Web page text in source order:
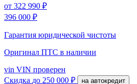
от 322 990 ₽
396 000 ₽
Гарантия юридической чистоты
Оригинал ПТС в наличии
vin VIN проверен
Скидка до 250 000 ₽ на автокредит